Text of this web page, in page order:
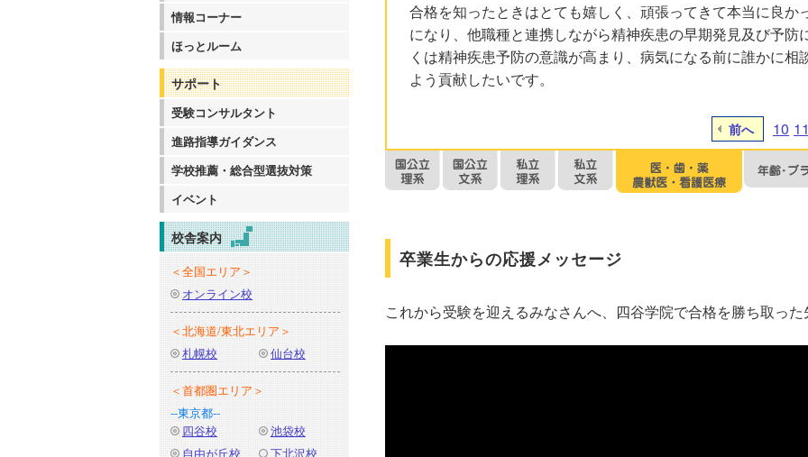
情報コーナー
ほっとルーム
サポート
受験コンサルタント
進路指導ガイダンス
学校推薦・総合型選抜対策
イベント
校舎案内
＜全国エリア＞
オンライン校
＜北海道/東北エリア＞
札幌校
仙台校
＜首都圏エリア＞
--東京都--
四谷校
池袋校
自由が丘校
下北沢校
合格を知ったときはとても嬉しく、頑張ってきて本当に良か
になり、他職種と連携しながら精神疾患の早期発見及び予防
くは精神疾患予防の意識が高まり、病気になる前に誰かに
よう貢献したいです。
前へ 10 11
卒業生からの応援メッセージ
これから受験を迎えるみなさんへ、四谷学院で合格を勝ち取った